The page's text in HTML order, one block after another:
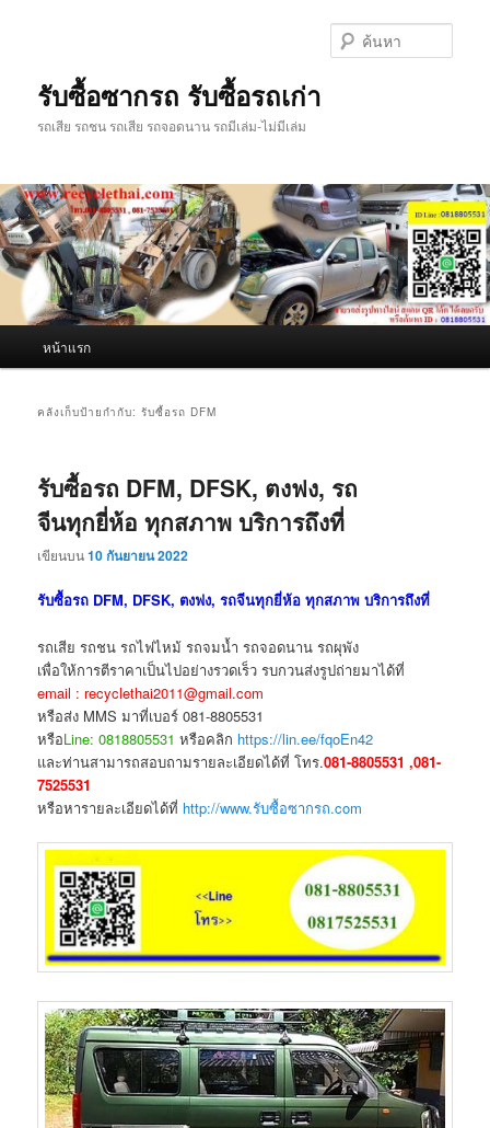
รับซื้อซากรถ รับซื้อรถเก่า
รถเสีย รถชน รถเสีย รถจอดนาน รถมีเล่ม-ไม่มีเล่ม
หน้าแรก
คลังเก็บป้ายกำกับ:รับซื้อรถ DFM
รับซื้อรถ DFM, DFSK, ตงฟง, รถ
จีนทุกยี่ห้อ ทุกสภาพ บริการถึงที่
เขียนบน10 กันยายน 2022
รับซื้อรถ DFM, DFSK, ตงฟง, รถจีนทุกยี่ห้อ ทุกสภาพ บริการถึงที่
รถเสีย รถชน รถไฟไหม้ รถจมน้ำ รถจอดนาน รถผุพัง
เพื่อให้การตีราคาเป็นไปอย่างรวดเร็ว รบกวนส่งรูปถ่ายมาได้ที่
email : recyclethai2011@gmail.com
หรือส่ง MMS มาที่เบอร์ 081-8805531
หรือLine: 0818805531 หรือคลิก https://lin.ee/fqoEn42
และท่านสามารถสอบถามรายละเอียดได้ที่ โทร.081-8805531 ,081-
7525531
หรือหารายละเอียดได้ที่ http://www.รับซื้อซากรถ.com